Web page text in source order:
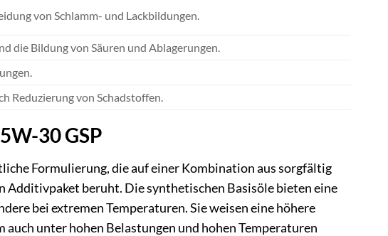
von Schlamm- und Lackbildungen.
die Bildung von Säuren und Ablagerungen.
Reduzierung von Schadstoffen.
30 GSP
Formulierung, die auf einer Kombination aus sorgfältig
Additivpaket beruht. Die synthetischen Basisöle bieten eine
bei extremen Temperaturen. Sie weisen eine höhere
unter hohen Belastungen und hohen Temperaturen